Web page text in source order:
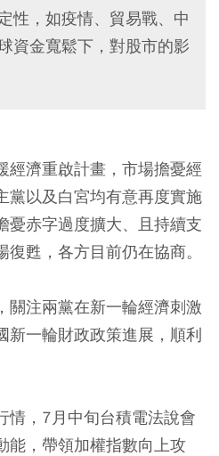
性，如疫情、貿易戰、中
資金寬鬆下，對股市的影
經濟重啟計畫，市場擔憂經
黨以及白宮均有意再度實施
憂赤字過度擴大、且持續支
甦，各方目前仍在協商。
關注兩黨在新一輪經濟刺激
新一輪財政政策進展，順利
情，7月中旬台積電法說會
能，帶領加權指數向上攻